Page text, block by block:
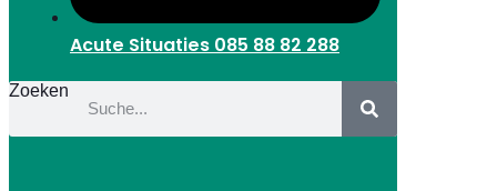
Acute Situaties 085 88 82 288
Zoeken